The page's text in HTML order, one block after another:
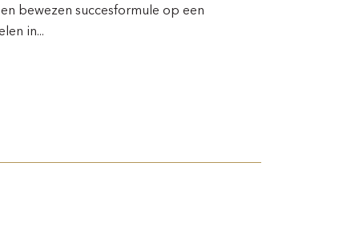
bewezen succesformule op een
in...